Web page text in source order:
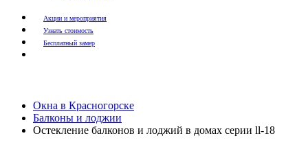
Акции и мероприятия
Узнать стоимость
Бесплатный замер
Окна в Красногорске
Балконы и лоджии
Остекление балконов и лоджий в домах серии ll-18